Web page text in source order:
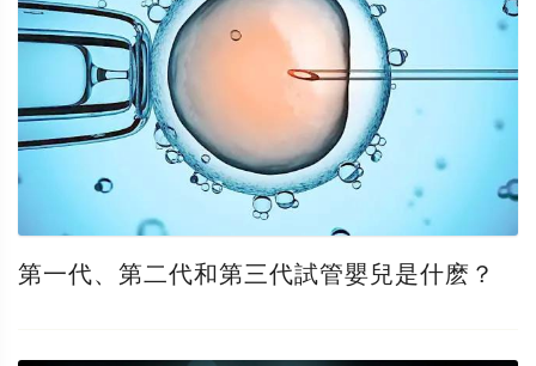
第一代、第二代和第三代試管嬰兒是什麽？